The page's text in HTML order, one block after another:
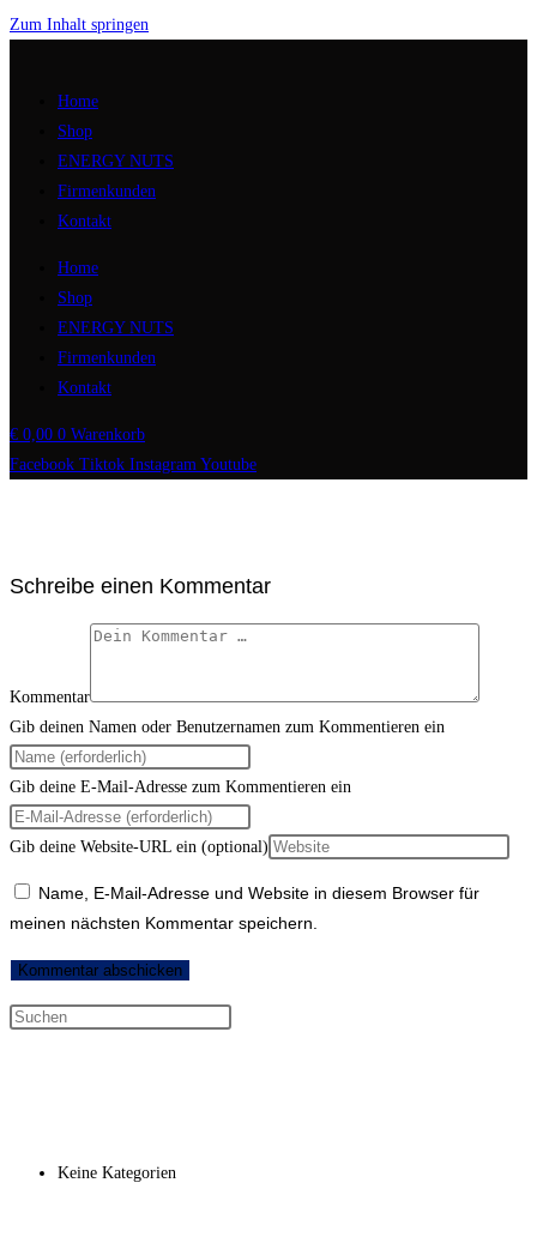
Zum Inhalt springen
Home
Shop
ENERGY NUTS
Firmenkunden
Kontakt
Home
Shop
ENERGY NUTS
Firmenkunden
Kontakt
€ 0,00 0 Warenkorb
Facebook Tiktok Instagram Youtube
Schreibe einen Kommentar
Kommentar
Gib deinen Namen oder Benutzernamen zum Kommentieren ein
Gib deine E-Mail-Adresse zum Kommentieren ein
Gib deine Website-URL ein (optional)
Name, E-Mail-Adresse und Website in diesem Browser für
meinen nächsten Kommentar speichern.
Keine Kategorien